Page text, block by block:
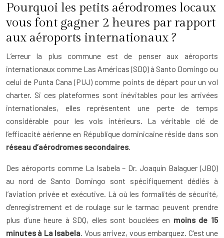
Pourquoi les petits aérodromes locaux
vous font gagner 2 heures par rapport
aux aéroports internationaux ?
L’erreur la plus commune est de penser aux aéroports
internationaux comme Las Américas (SDQ) à Santo Domingo ou
celui de Punta Cana (PUJ) comme points de départ pour un vol
charter. Si ces plateformes sont inévitables pour les arrivées
internationales, elles représentent une perte de temps
considérable pour les vols intérieurs. La véritable clé de
l’efficacité aérienne en République dominicaine réside dans son
réseau d’aérodromes secondaires.
Des aéroports comme La Isabela – Dr. Joaquín Balaguer (JBQ)
au nord de Santo Domingo sont spécifiquement dédiés à
l’aviation privée et exécutive. Là où les formalités de sécurité,
d’enregistrement et de roulage sur le tarmac peuvent prendre
plus d’une heure à SDQ, elles sont bouclées en moins de 15
minutes à La Isabela. Vous arrivez, vous embarquez. C’est une